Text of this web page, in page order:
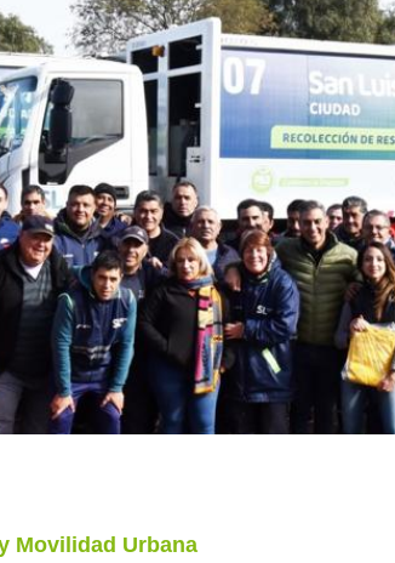
Movilidad Urbana